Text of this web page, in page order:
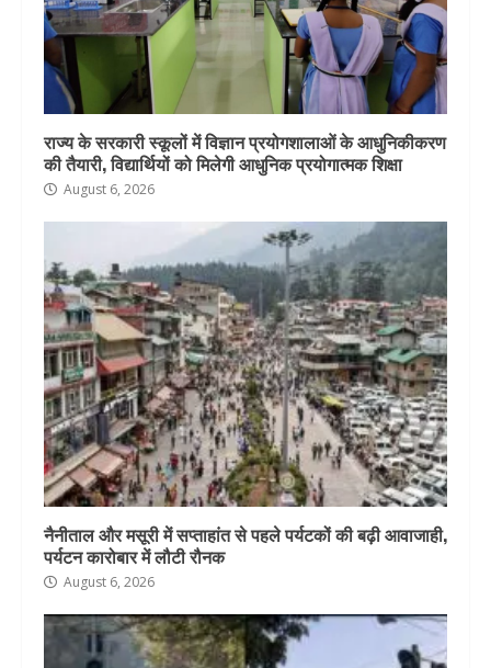
राज्य के सरकारी स्कूलों में विज्ञान प्रयोगशालाओं के आधुनिकीकरण
की तैयारी, विद्यार्थियों को मिलेगी आधुनिक प्रयोगात्मक शिक्षा
August 6, 2026
नैनीताल और मसूरी में सप्ताहांत से पहले पर्यटकों की बढ़ी आवाजाही,
पर्यटन कारोबार में लौटी रौनक
August 6, 2026